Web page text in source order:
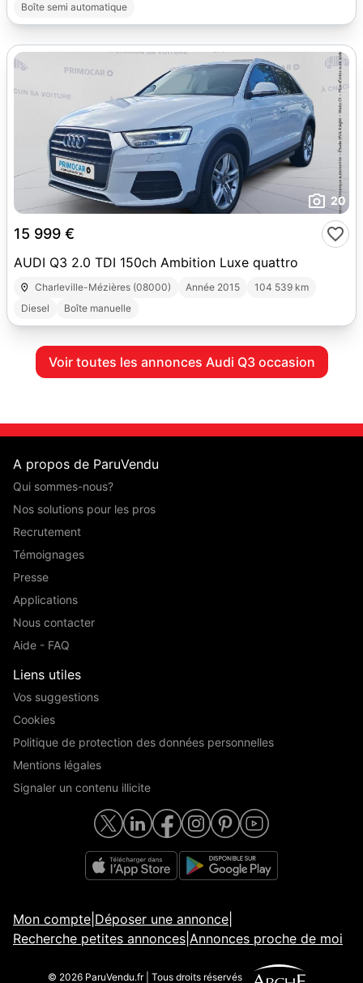
Boîte semi automatique
20
15 999 €
AUDI Q3 2.0 TDI 150ch Ambition Luxe quattro
Charleville-Mézières (08000) Année 2015
104 539 km
Diesel
Boîte manuelle
Voir toutes les annonces Audi Q3 occasion
A propos de ParuVendu
Qui sommes-nous?
Nos solutions pour les pros
Recrutement
Témoignages
Presse
Applications
Nous contacter
Aide - FAQ
Liens utiles
Vos suggestions
Cookies
Politique de protection des données personnelles
Mentions légales
Signaler un contenu illicite
Mon compte Déposer une annonce
Recherche petites annonces Annonces proche de moi
© 2026 ParuVendu.fr | Tous droits réservés